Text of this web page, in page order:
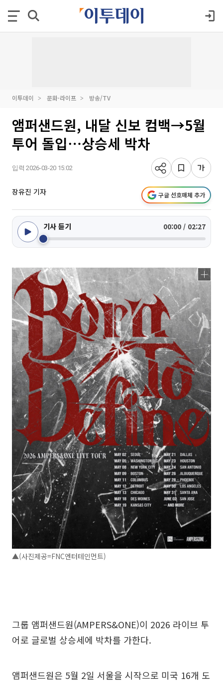
이투데이 문화·라이프 방송/TV
앰퍼샌드원, 내달 신보 컴백→5월
투어 돌입⋯상승세 박차
입력 2026-03-20 15:02
장유진 기자 구글 선호매체 추가
기사 듣기 00:00 / 02:27
▲(사진제공=FNC엔터테인먼트)
그룹 앰퍼샌드원(AMPERS&ONE)이 2026 라이브 투
어로 글로벌 상승세에 박차를 가한다.
앰퍼샌드원은 5월 2일 서울을 시작으로 미국 16개 도